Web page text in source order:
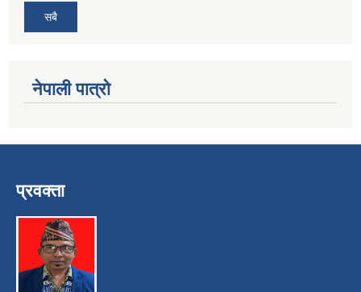
सबै
नेपाली पात्रो
प्रवक्ता